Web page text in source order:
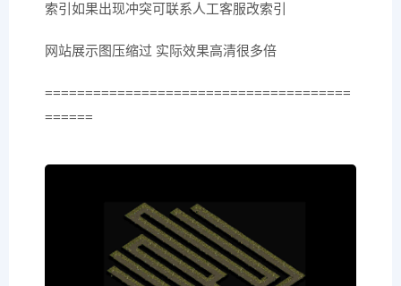
索引如果出现冲突可联系人工客服改索引
网站展示图压缩过 实际效果高清很多倍
======================================
======